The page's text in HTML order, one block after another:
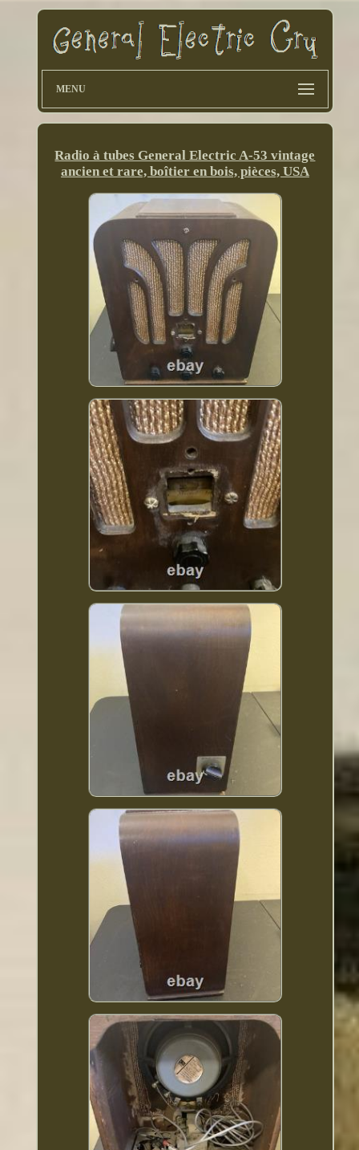
MENU
Radio à tubes General Electric A-53 vintage
ancien et rare, boîtier en bois, pièces, USA